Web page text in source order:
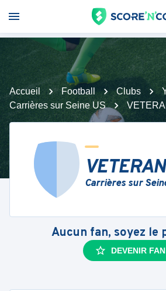
Accueil Football Clubs
Carrières sur Seine US
Carrières sur
Aucun fan, soyez le
DEVENIR FAN